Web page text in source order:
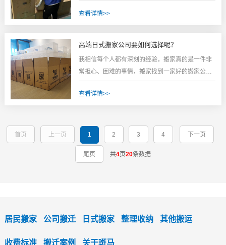
务，那么如何获取搬家公司的电话呢？1、朋友推荐
朋友圈问问，认为朋友用过了肯定还不错，省的自
城市，有搬...
查看详情>>
高端日式搬家公司要如何选择呢？
我相信每个人都有深刻的经验，搬家真的是一件非
常担心、困难的事情，搬家找到一家好的搬家公司
成，如果是一些不专业的人不仅会浪费时间和精
品精细包装-物品处理-新物品原位安排到全面清
洁，只有一个电话...
查看详情>>
首页 上一页 1 2 3 4 下一页
尾页 共4页20条数据
居民搬家 公司搬迁 日式搬家 整理收纳 其他搬运
收费标准 搬迁案例 关于斑马